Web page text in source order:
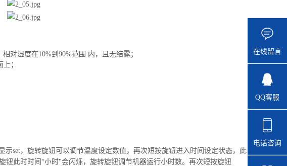
对湿度在10%到90%范围 内，且无结露；
；
set，旋转旋钮可以调节温度设定数值，再次短按旋钮进入时间设定状态，此
此时时间“小时"会闪烁，旋转旋钮调节机器运行小时数。 再次短按旋钮
在线留言
QQ客服
电话咨询